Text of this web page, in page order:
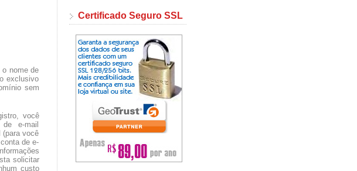
nome de
exclusivo
sem
você
e-mail
(para você
de e-
solicitar
custo
Certificado Seguro SSL